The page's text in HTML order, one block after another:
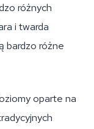
różnych
i twarda
bardzo różne
oparte na